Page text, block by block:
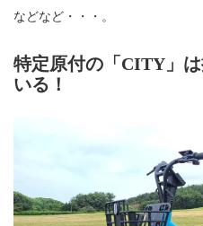
などなど・・・。
特定原付の「CITY」
いる！